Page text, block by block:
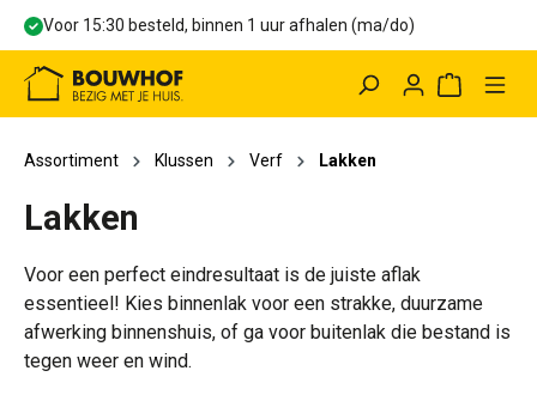
Voor 15:30 besteld, binnen 1 uur afhalen (ma/do)
Assortiment Klussen Verf Lakken
Lakken
Voor een perfect eindresultaat is de juiste aflak
essentieel! Kies binnenlak voor een strakke, duurzame
afwerking binnenshuis, of ga voor buitenlak die bestand is
tegen weer en wind.